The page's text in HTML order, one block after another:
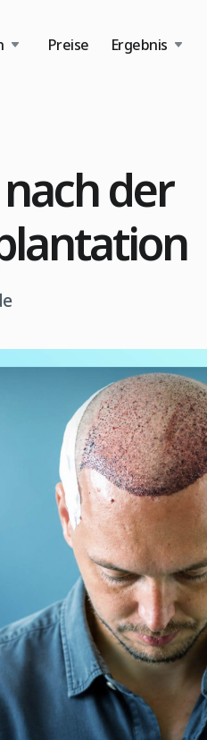
Preise Ergebnis
der